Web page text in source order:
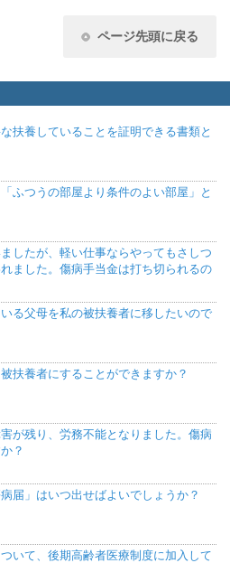
ページ先頭に戻る
扶養していることを証明できる書類と
ふつうの部屋より条件のよい部屋」と
したが、軽い仕事ならやってもさしつ
ました。傷病手当金は打ち切られるの
る父母を私の被扶養者に移したいので
扶養者にすることができますか？
が残り、労務不能となりました。傷病
？
届」はいつ出せばよいでしょうか？
いて、後期高齢者医療制度に加入して